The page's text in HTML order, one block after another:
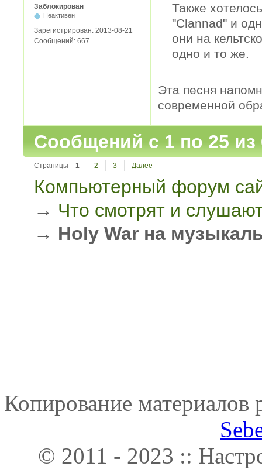
Заблокирован
Неактивен
Зарегистрирован: 2013-08-21
Сообщений: 667
Также
"Clannad" и
они на
одно и то же.
Эта песня
современной
Сообщений с 1 по 25 из
Страницы 1 2 3 Далее
Компьютерный форум
→ Что смотрят и
→ Holy War на
Копирование материалов
© 2011 - 2023 ::